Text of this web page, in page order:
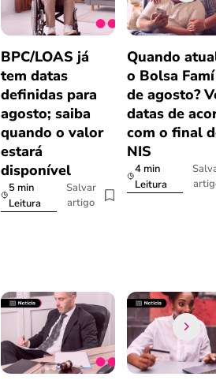
BPC/LOAS já
tem datas
definidas para
agosto; saiba
quando o valor
estará
disponível
5 min
Leitura
Salvar
artigo
Quando
o Bolsa
de agosto?
datas de
com o final
NIS
4 min
Leitura